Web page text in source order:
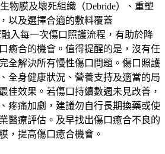
生物膜及壞死組織（Debride）、重塑
以及選擇合適的敷料覆蓋
融入每一次傷口照護流程，有助於降
癒合的機會。值得提醒的是，沒有任
全解決所有慢性傷口問題。傷口照護
全身健康狀況、營養支持及適當的局
佳效果。若傷口持續數週未見改善，
疼痛加劇，建議勿自行長期換藥或使
醫療評估。及早找出傷口癒合不良的
，提高傷口癒合機會。